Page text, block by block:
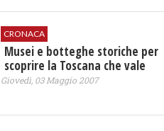
CRONACA
Musei e botteghe storiche per
scoprire la Toscana che vale
Giovedì, 03 Maggio 2007